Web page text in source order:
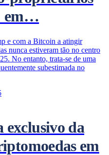
em…
e com a Bitcoin a atingir
nunca estiveram tão no centro
No entanto, trata-se de uma
subestimada no
exclusivo da
em